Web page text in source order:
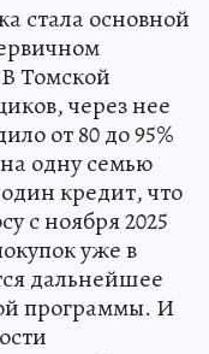
стала основной
Томской
через нее
от 80 до 95%
одну семью
кредит, что
с ноября 2025
уже в
дальнейшее
программы. И